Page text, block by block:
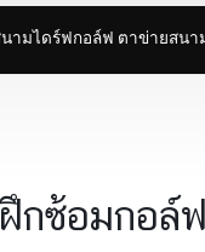
ามไดร์ฟกอล์ฟ ตาข่ายสน
กซ้อมกอล์